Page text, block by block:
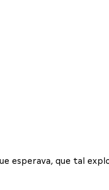
esperava, que tal